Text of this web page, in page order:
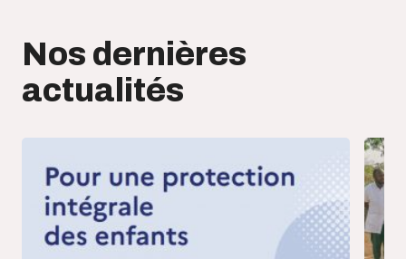
Nos dernières
actualités